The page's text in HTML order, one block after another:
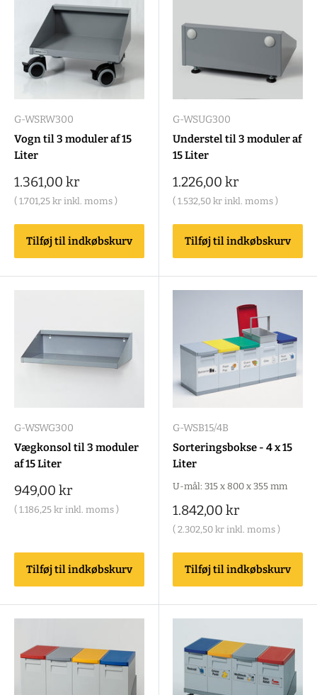
G-WSRW300
Vogn til 3 moduler af 15
Liter
Salgspris
1.361,00 kr
( 1.701,25 kr inkl. moms )
Tilføj til indkøbskurv
G-WSUG300
Understel til 3 moduler af
15 Liter
Salgspris
1.226,00 kr
( 1.532,50 kr inkl. moms )
Tilføj til indkøbskurv
G-WSWG300
Vægkonsol til 3 moduler
af 15 Liter
Salgspris
949,00 kr
( 1.186,25 kr inkl. moms )
Tilføj til indkøbskurv
G-WSB15/4B
Sorteringsbokse - 4 x 15
Liter
U-mål: 315 x 800 x 355 mm
Salgspris
1.842,00 kr
( 2.302,50 kr inkl. moms )
Tilføj til indkøbskurv